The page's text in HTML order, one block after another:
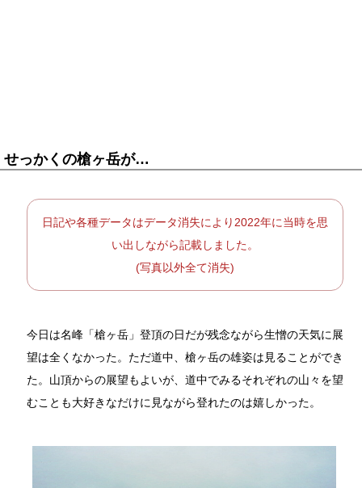
せっかくの槍ヶ岳が…
日記や各種データはデータ消失により2022年に当時を思
い出しながら記載しました。
(写真以外全て消失)
今日は名峰「槍ヶ岳」登頂の日だが残念ながら生憎の天気に展
望は全くなかった。ただ道中、槍ヶ岳の雄姿は見ることができ
た。山頂からの展望もよいが、道中でみるそれぞれの山々を望
むことも大好きなだけに見ながら登れたのは嬉しかった。